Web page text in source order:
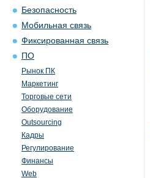
Безопасность
Мобильная связь
Фиксированная связь
ПО
Рынок ПК
Маркетинг
Торговые сети
Оборудование
Outsourcing
Кадры
Регулирование
Финансы
Web